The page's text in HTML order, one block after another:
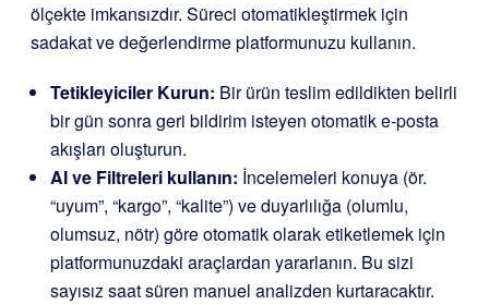
ölçekte imkansızdır. Süreci otomatikleştirmek için
sadakat ve değerlendirme platformunuzu kullanın.
Tetikleyiciler Kurun: Bir ürün teslim edildikten belirli
bir gün sonra geri bildirim isteyen otomatik e-posta
akışları oluşturun.
AI ve Filtreleri kullanın: İncelemeleri konuya (ör.
“uyum”, “kargo”, “kalite”) ve duyarlılığa (olumlu,
olumsuz, nötr) göre otomatik olarak etiketlemek için
platformunuzdaki araçlardan yararlanın. Bu sizi
sayısız saat süren manuel analizden kurtaracaktır.